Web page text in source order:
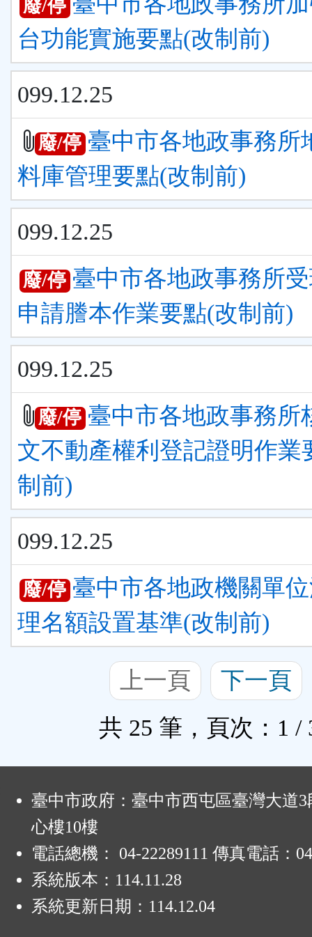
廢/停
台功能實施要點(改制前)
099.12.25
廢/停 臺中市各地政事務所
料庫管理要點(改制前)
099.12.25
廢/停 臺中市各地政事務所
申請謄本作業要點(改制前)
099.12.25
廢/停 臺中市各地政事務所
文不動產權利登記證明作業
制前)
099.12.25
廢/停 臺中市各地政機關單
理名額設置基準(改制前)
上一頁
下一頁
共 25 筆，頁次：1 /
臺中市政府：臺中市西屯區臺灣大道3
心樓10樓
電話總機： 04-22289111 傳真電話：
系統版本： 114.11.28
系統更新日期： 114.12.04